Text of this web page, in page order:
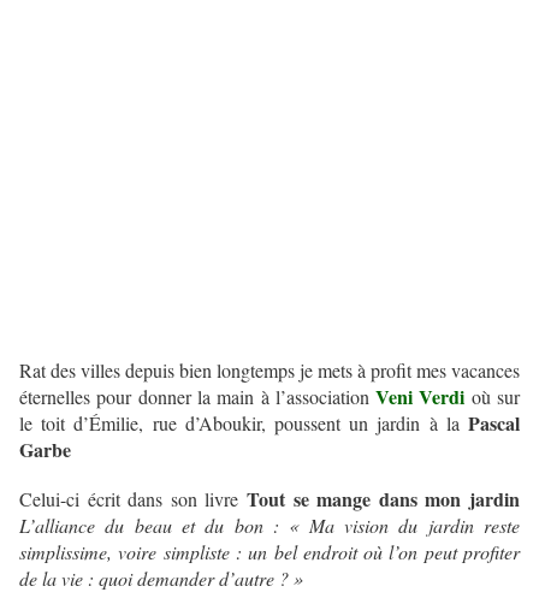
Rat des villes depuis bien longtemps je mets à profit mes vacances
éternelles pour donner la main à l’associationVeni Verdi où sur
le toit d’Émilie, rue d’Aboukir, poussent un jardin à la Pascal
Garbe
Celui-ci écrit dans son livre Tout se mange dans mon jardin
L’alliance du beau et du bon : « Ma vision du jardin reste
simplissime, voire simpliste : un bel endroit où l’on peut profiter
de la vie : quoi demander d’autre ? »